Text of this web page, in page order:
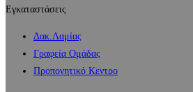
Εγκαταστάσεις
Δακ.Λαμίας
Γραφεία Ομάδας
Προπονητικό Κεντρο